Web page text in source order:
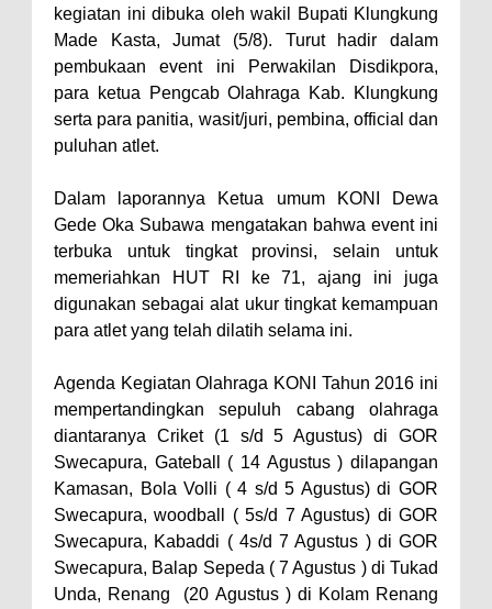
kegiatan ini dibuka oleh wakil Bupati Klungkung
Made Kasta, Jumat (5/8). Turut hadir dalam
pembukaan event ini Perwakilan Disdikpora,
para ketua Pengcab Olahraga Kab. Klungkung
serta para panitia, wasit/juri, pembina, official dan
puluhan atlet.
Dalam laporannya Ketua umum KONI Dewa
Gede Oka Subawa mengatakan bahwa event ini
terbuka untuk tingkat provinsi, selain untuk
memeriahkan HUT RI ke 71, ajang ini juga
digunakan sebagai alat ukur tingkat kemampuan
para atlet yang telah dilatih selama ini.
Agenda Kegiatan Olahraga KONI Tahun 2016 ini
mempertandingkan sepuluh cabang olahraga
diantaranya Criket (1 s/d 5 Agustus) di GOR
Swecapura, Gateball ( 14 Agustus ) dilapangan
Kamasan, Bola Volli ( 4 s/d 5 Agustus) di GOR
Swecapura, woodball ( 5s/d 7 Agustus) di GOR
Swecapura, Kabaddi ( 4s/d 7 Agustus ) di GOR
Swecapura, Balap Sepeda ( 7 Agustus ) di Tukad
Unda, Renang (20 Agustus ) di Kolam Renang